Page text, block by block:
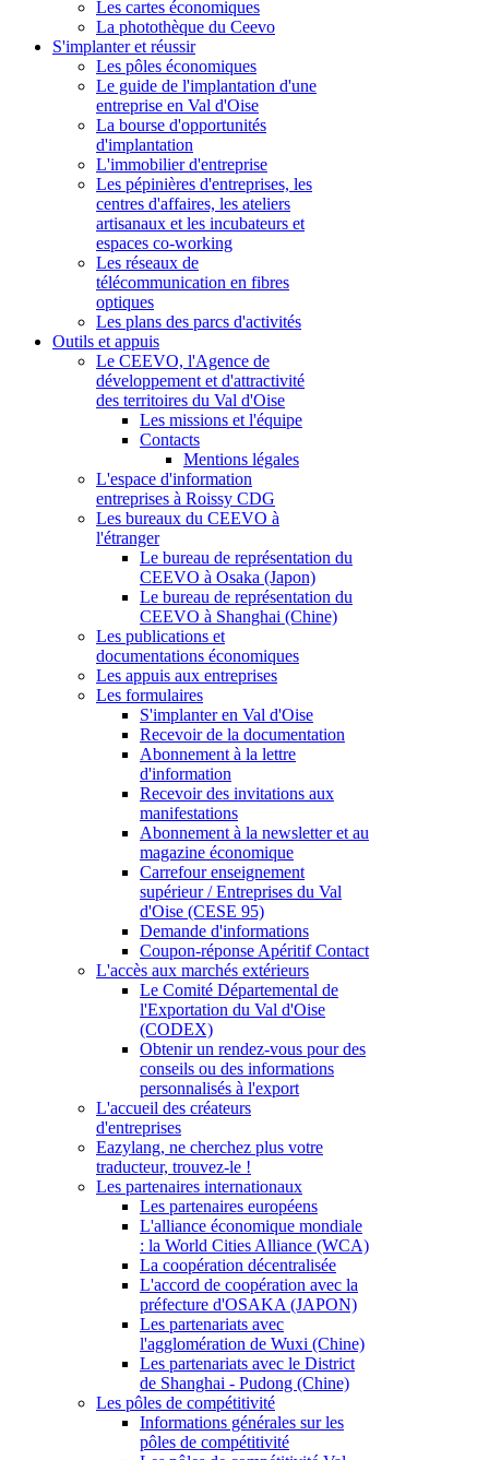
Les cartes économiques
La photothèque du Ceevo
S'implanter et réussir
Les pôles économiques
Le guide de l'implantation d'une
entreprise en Val d'Oise
La bourse d'opportunités
d'implantation
L'immobilier d'entreprise
Les pépinières d'entreprises, les
centres d'affaires, les ateliers
artisanaux et les incubateurs et
espaces co-working
Les réseaux de
télécommunication en fibres
optiques
Les plans des parcs d'activités
Outils et appuis
Le CEEVO, l'Agence de
développement et d'attractivité
des territoires du Val d'Oise
Les missions et l'équipe
Contacts
Mentions légales
L'espace d'information
entreprises à Roissy CDG
Les bureaux du CEEVO à
l'étranger
Le bureau de représentation du
CEEVO à Osaka (Japon)
Le bureau de représentation du
CEEVO à Shanghai (Chine)
Les publications et
documentations économiques
Les appuis aux entreprises
Les formulaires
S'implanter en Val d'Oise
Recevoir de la documentation
Abonnement à la lettre
d'information
Recevoir des invitations aux
manifestations
Abonnement à la newsletter et au
magazine économique
Carrefour enseignement
supérieur / Entreprises du Val
d'Oise (CESE 95)
Demande d'informations
Coupon-réponse Apéritif Contact
L'accès aux marchés extérieurs
Le Comité Départemental de
l'Exportation du Val d'Oise
(CODEX)
Obtenir un rendez-vous pour des
conseils ou des informations
personnalisés à l'export
L'accueil des créateurs
d'entreprises
Eazylang, ne cherchez plus votre
traducteur, trouvez-le !
Les partenaires internationaux
Les partenaires européens
L'alliance économique mondiale
: la World Cities Alliance (WCA)
La coopération décentralisée
L'accord de coopération avec la
préfecture d'OSAKA (JAPON)
Les partenariats avec
l'agglomération de Wuxi (Chine)
Les partenariats avec le District
de Shanghai - Pudong (Chine)
Les pôles de compétitivité
Informations générales sur les
pôles de compétitivité